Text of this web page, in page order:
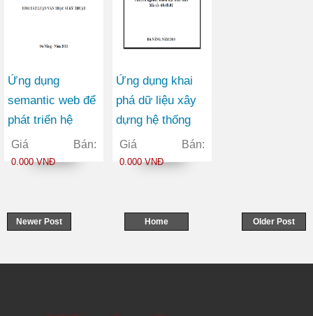
Ứng dụng
semantic web để
phát triển hệ
thống tư vấn việc
làm
Giá Bán:
0.000 VNĐ
Ứng dụng khai
phá dữ liệu xây
dựng hệ thống
phân tích hoạt
động đầu tư trong
Giá Bán:
0.000 VNĐ
Newer Post Older Post
Home